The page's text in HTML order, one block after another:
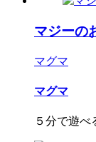
マジーの
マグマ
マグマ
５分で遊べ